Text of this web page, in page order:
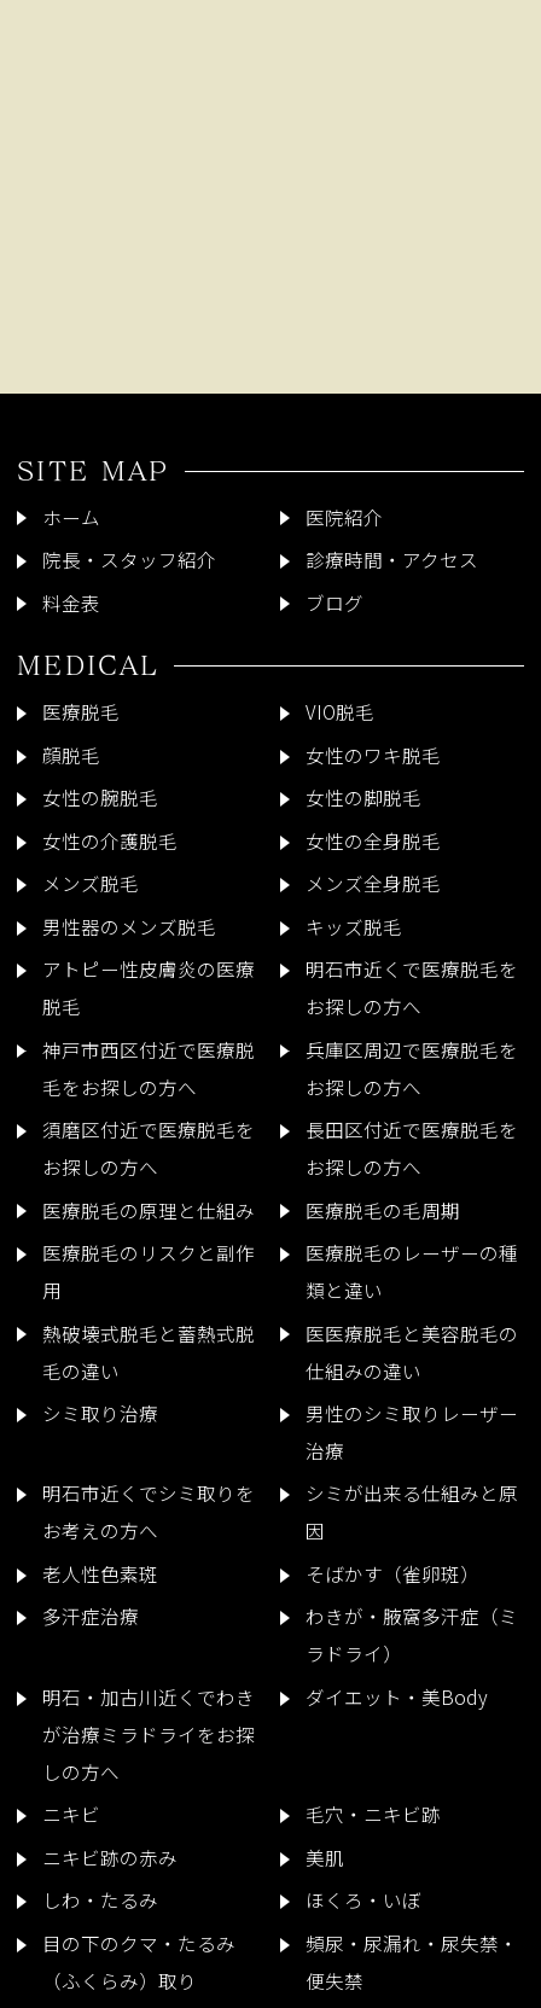
SITE MAP
ホーム
医院紹介
院長・スタッフ紹介
診療時間・アクセス
料金表
ブログ
MEDICAL
医療脱毛
VIO脱毛
顔脱毛
女性のワキ脱毛
女性の腕脱毛
女性の脚脱毛
女性の介護脱毛
女性の全身脱毛
メンズ脱毛
メンズ全身脱毛
男性器のメンズ脱毛
キッズ脱毛
アトピー性皮膚炎の医療
脱毛
明石市近くで医療脱毛を
お探しの方へ
神戸市西区付近で医療脱
毛をお探しの方へ
兵庫区周辺で医療脱毛を
お探しの方へ
須磨区付近で医療脱毛を
お探しの方へ
長田区付近で医療脱毛を
お探しの方へ
医療脱毛の原理と仕組み
医療脱毛の毛周期
医療脱毛のリスクと副作
用
医療脱毛のレーザーの種
類と違い
熱破壊式脱毛と蓄熱式脱
毛の違い
医医療脱毛と美容脱毛の
仕組みの違い
シミ取り治療
男性のシミ取りレーザー
治療
明石市近くでシミ取りを
お考えの方へ
シミが出来る仕組みと原
因
老人性色素斑
そばかす（雀卵斑）
多汗症治療
わきが・腋窩多汗症（ミ
ラドライ）
明石・加古川近くでわき
が治療ミラドライをお探
しの方へ
ダイエット・美Body
ニキビ
毛穴・ニキビ跡
ニキビ跡の赤み
美肌
しわ・たるみ
ほくろ・いぼ
目の下のクマ・たるみ
（ふくらみ）取り
頻尿・尿漏れ・尿失禁・
便失禁